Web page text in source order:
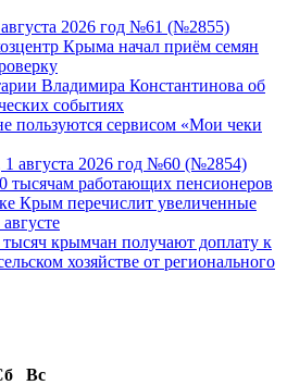
2026 год №61 (№2855)
Крыма начал приём семян
Владимира Константинова об
событиях
пользуются сервисом «Мои чеки
1 августа 2026 год №60 (№2854)
тысячам работающих пенсионеров
Крым перечислит увеличенные
тысяч крымчан получают доплату к
хозяйстве от регионального
Вс